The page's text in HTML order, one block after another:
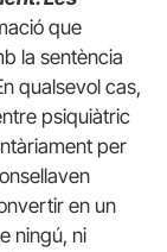
que
la sentència
qualsevol cas,
psiquiàtric
per
en un
ningú, ni